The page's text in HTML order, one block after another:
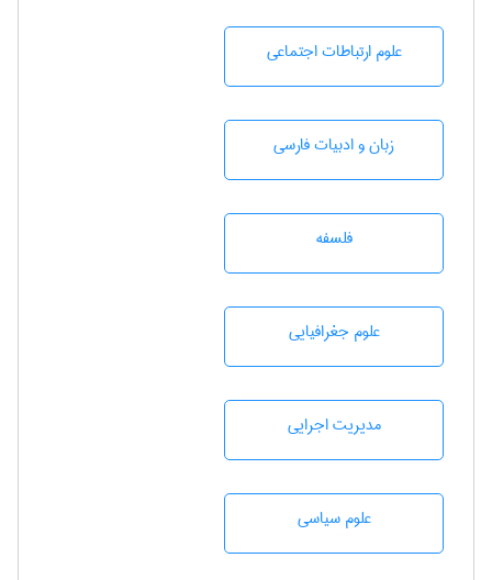
علوم ارتباطات اجتماعی
زبان و ادبيات فارسی
فلسفه
علوم جغرافيايی
مديريت اجرايی
علوم سياسی